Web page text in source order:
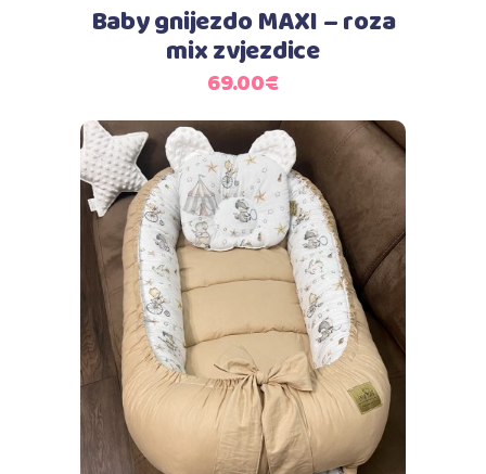
Baby gnijezdo MAXI – roza
mix zvjezdice
69.00€
Dodaj u košaricu